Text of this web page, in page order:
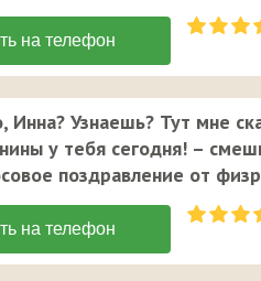
Инна? Узнаешь? Тут мне
у тебя сегодня! –
поздравление от